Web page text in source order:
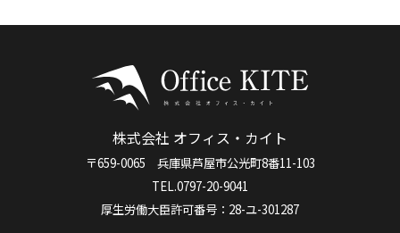
株式会社 オフィス・カイト
〒659-0065 兵庫県芦屋市公光町8番11-103
TEL.0797-20-9041
厚生労働大臣許可番号：28-ユ-301287